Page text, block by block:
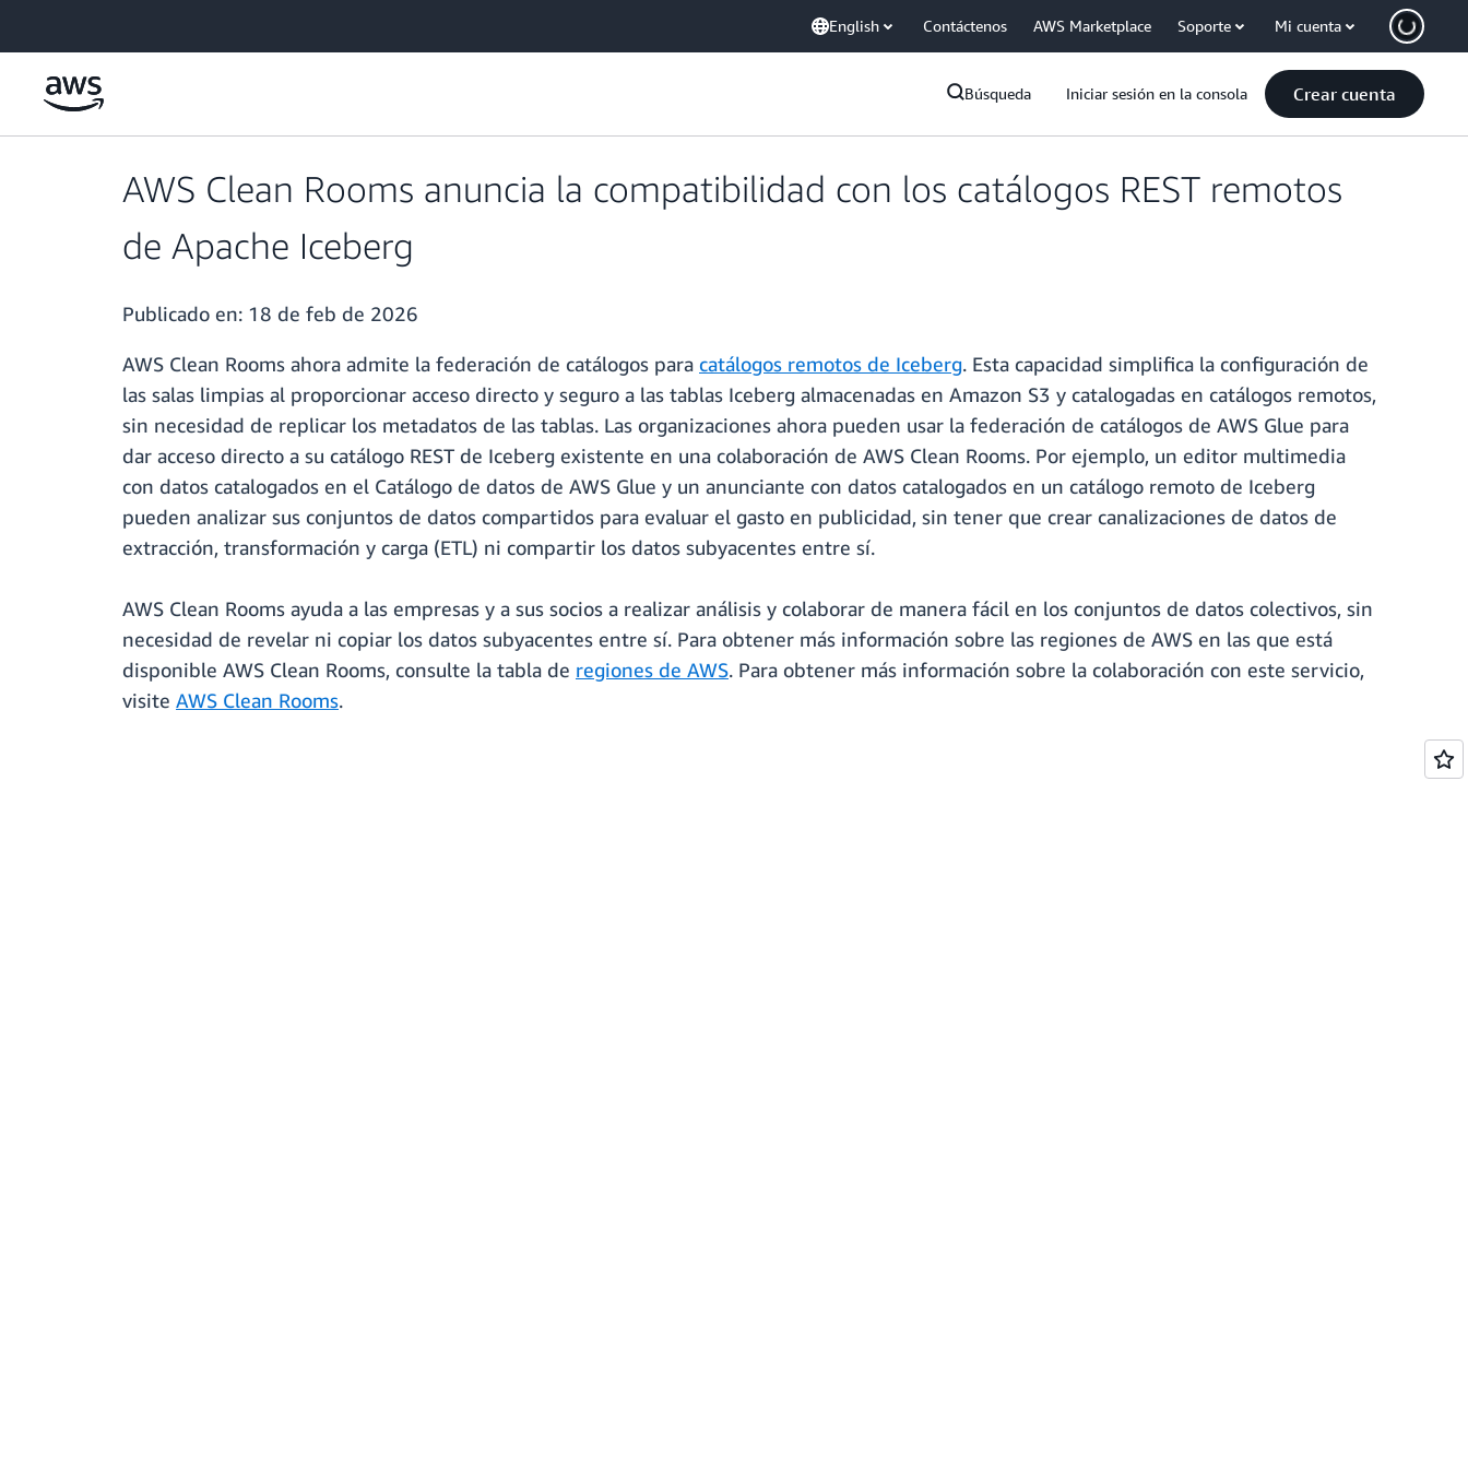
English Contáctenos AWS Marketplace Soporte Mi cuenta
Búsqueda Iniciar sesión en la consola Crear cuenta
AWS Clean Rooms anuncia la compatibilidad con los catálogos REST remotos
de Apache Iceberg
Publicado en: 18 de feb de 2026
AWS Clean Rooms ahora admite la federación de catálogos para catálogos remotos de Iceberg. Esta capacidad simplifica la configuración de
las salas limpias al proporcionar acceso directo y seguro a las tablas Iceberg almacenadas en Amazon S3 y catalogadas en catálogos remotos,
sin necesidad de replicar los metadatos de las tablas. Las organizaciones ahora pueden usar la federación de catálogos de AWS Glue para
dar acceso directo a su catálogo REST de Iceberg existente en una colaboración de AWS Clean Rooms. Por ejemplo, un editor multimedia
con datos catalogados en el Catálogo de datos de AWS Glue y un anunciante con datos catalogados en un catálogo remoto de Iceberg
pueden analizar sus conjuntos de datos compartidos para evaluar el gasto en publicidad, sin tener que crear canalizaciones de datos de
extracción, transformación y carga (ETL) ni compartir los datos subyacentes entre sí.
AWS Clean Rooms ayuda a las empresas y a sus socios a realizar análisis y colaborar de manera fácil en los conjuntos de datos colectivos, sin
necesidad de revelar ni copiar los datos subyacentes entre sí. Para obtener más información sobre las regiones de AWS en las que está
disponible AWS Clean Rooms, consulte la tabla de regiones de AWS. Para obtener más información sobre la colaboración con este servicio,
visite AWS Clean Rooms.